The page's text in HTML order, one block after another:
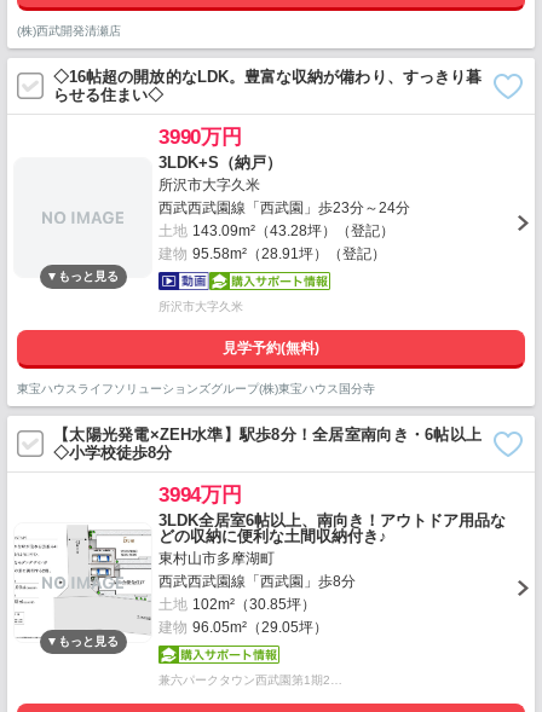
(株)西武開発清瀬店
◇16帖超の開放的なLDK。豊富な収納が備わり、すっきり暮
らせる住まい◇
3990万円
3LDK+S（納戸）
所沢市大字久米
西武西武園線「西武園」歩23分～24分
土地 143.09m²（43.28坪）（登記）
建物 95.58m²（28.91坪）（登記）
所沢市大字久米
見学予約(無料)
東宝ハウスライフソリューションズグループ(株)東宝ハウス国分寺
【太陽光発電×ZEH水準】駅歩8分！全居室南向き・6帖以上
◇小学校徒歩8分
3994万円
3LDK全居室6帖以上、南向き！アウトドア用品な
どの収納に便利な土間収納付き♪
東村山市多摩湖町
西武西武園線「西武園」歩8分
土地 102m²（30.85坪）
建物 96.05m²（29.05坪）
兼六パークタウン西武園第1期2…